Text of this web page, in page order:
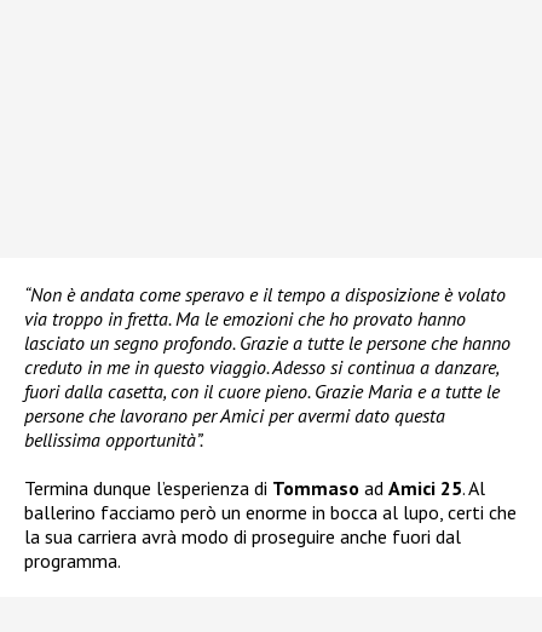
“Non è andata come speravo e il tempo a disposizione è volato
via troppo in fretta. Ma le emozioni che ho provato hanno
lasciato un segno profondo. Grazie a tutte le persone che hanno
creduto in me in questo viaggio. Adesso si continua a danzare,
fuori dalla casetta, con il cuore pieno. Grazie Maria e a tutte le
persone che lavorano per Amici per avermi dato questa
bellissima opportunità”.
Termina dunque l’esperienza di Tommaso ad Amici 25. Al
ballerino facciamo però un enorme in bocca al lupo, certi che
la sua carriera avrà modo di proseguire anche fuori dal
programma.